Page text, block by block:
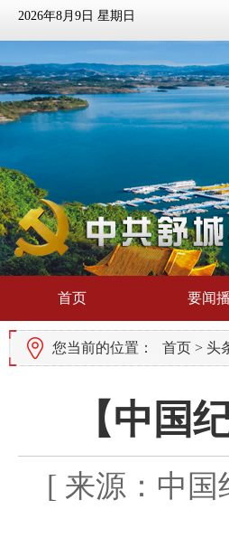
2026年8月9日 星期日
首页 要闻
您当前的位置： 首页 > 头
【中国
[ 来源：中